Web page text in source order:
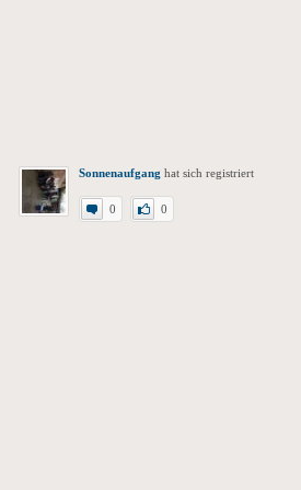
Sonnenaufgang hat sich registriert
0 0